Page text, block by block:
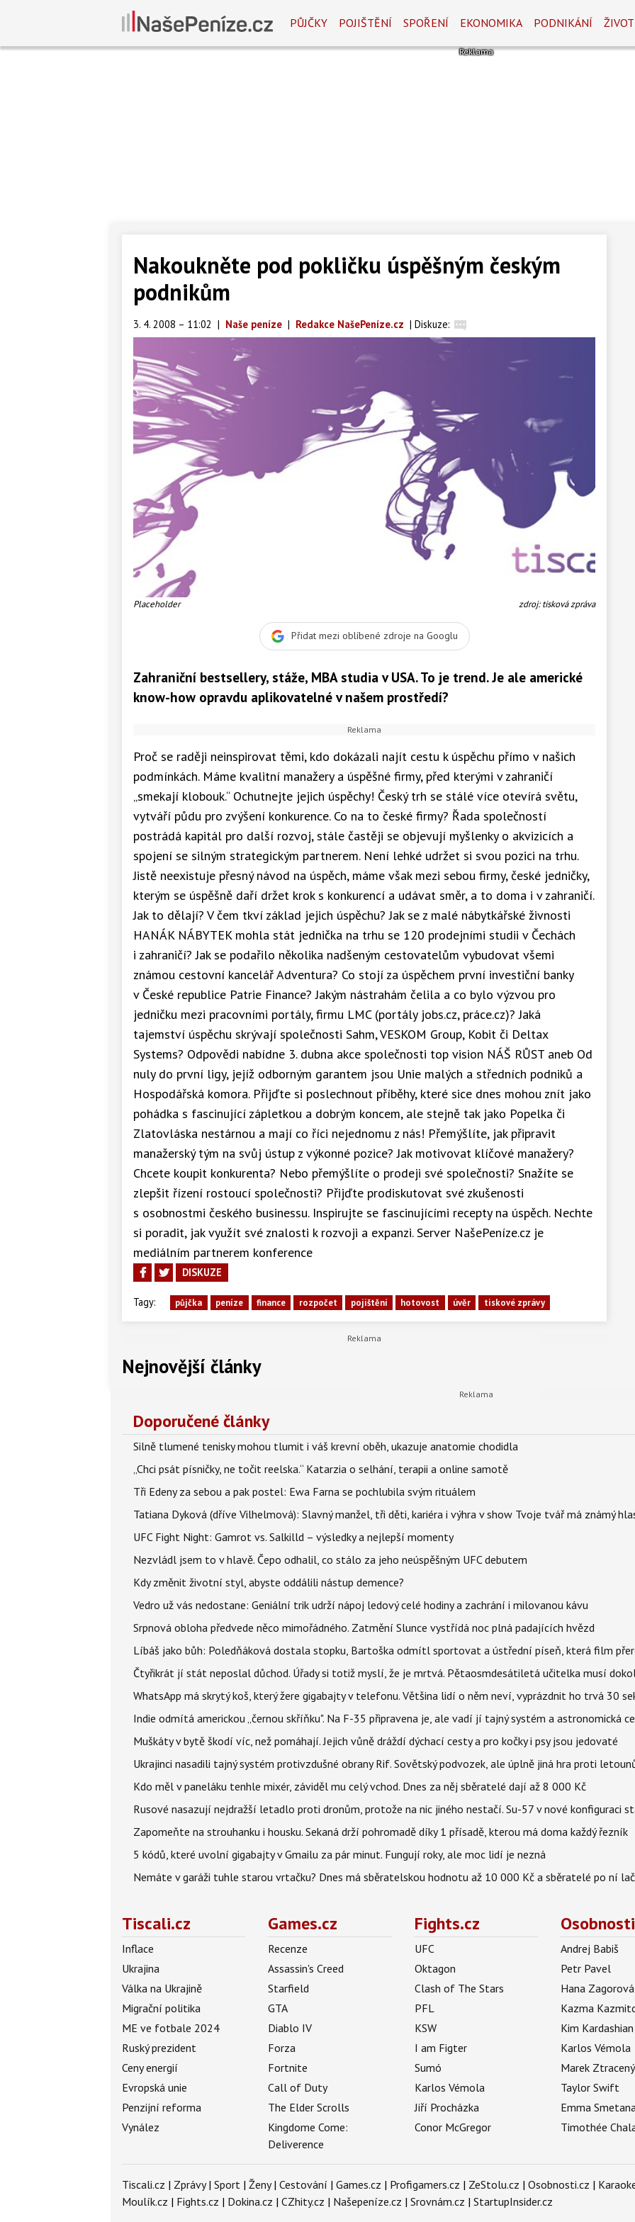
PŮJČKY POJIŠTĚNÍ SPOŘENÍ EKONOMIKA PODNIKÁNÍ
Nakoukněte pod pokličku úspěšným českým
podnikům
3. 4. 2008 – 11:02 | Naše peníze | Redakce NašePeníze.cz | Diskuze:
Placeholder zdroj: tisková zpráva
Přidat mezi oblíbené zdroje na Googlu
Zahraniční bestsellery, stáže, MBA studia v USA. To je trend. Je ale americké
know-how opravdu aplikovatelné v našem prostředí?
Proč se raději neinspirovat těmi, kdo dokázali najít cestu k úspěchu přímo v našich
podmínkách. Máme kvalitní manažery a úspěšné firmy, před kterými v zahraničí
„smekají klobouk.“ Ochutnejte jejich úspěchy! Český trh se stálé více otevírá světu,
vytváří půdu pro zvýšení konkurence. Co na to české firmy? Řada společností
postrádá kapitál pro další rozvoj, stále častěji se objevují myšlenky o akvizicích a
spojení se silným strategickým partnerem. Není lehké udržet si svou pozici na trhu.
Jistě neexistuje přesný návod na úspěch, máme však mezi sebou firmy, české jedničky,
kterým se úspěšně daří držet krok s konkurencí a udávat směr, a to doma i v zahraničí.
Jak to dělají? V čem tkví základ jejich úspěchu? Jak se z malé nábytkářské živnosti
HANÁK NÁBYTEK mohla stát jednička na trhu se 120 prodejními studii v Čechách
i zahraničí? Jak se podařilo několika nadšeným cestovatelům vybudovat všemi
známou cestovní kancelář Adventura? Co stojí za úspěchem první investiční banky
v České republice Patrie Finance? Jakým nástrahám čelila a co bylo výzvou pro
jedničku mezi pracovními portály, firmu LMC (portály jobs.cz, práce.cz)? Jaká
tajemství úspěchu skrývají společnosti Sahm, VESKOM Group, Kobit či Deltax
Systems? Odpovědi nabídne 3. dubna akce společnosti top vision NÁŠ RŮST aneb Od
nuly do první ligy, jejíž odborným garantem jsou Unie malých a středních podniků a
Hospodářská komora. Přijďte si poslechnout příběhy, které sice dnes mohou znít jako
pohádka s fascinující zápletkou a dobrým koncem, ale stejně tak jako Popelka či
Zlatovláska nestárnou a mají co říci nejednomu z nás! Přemýšlíte, jak připravit
manažerský tým na svůj ústup z výkonné pozice? Jak motivovat klíčové manažery?
Chcete koupit konkurenta? Nebo přemýšlíte o prodeji své společnosti? Snažíte se
zlepšit řízení rostoucí společnosti? Přijďte prodiskutovat své zkušenosti
s osobnostmi českého businessu. Inspirujte se fascinujícími recepty na úspěch. Nechte
si poradit, jak využít své znalosti k rozvoji a expanzi. Server NašePeníze.cz je
mediálním partnerem konference
DISKUZE
Tagy: půjčka peníze finance rozpočet pojištění hotovost úvěr tiskové zprávy
Nejnovější články
Doporučené články
Silně tlumené tenisky mohou tlumit i váš krevní oběh, ukazuje anatomie chodidla
„Chci psát písničky, ne točit reelska.“ Katarzia o selhání, terapii a online samotě
Tři Edeny za sebou a pak postel: Ewa Farna se pochlubila svým rituálem
Tatiana Dyková (dříve Vilhelmová): Slavný manžel, tři děti, kariéra i výhra v show Tvoje tvář má známý
UFC Fight Night: Gamrot vs. Salkilld – výsledky a nejlepší momenty
Nezvládl jsem to v hlavě. Čepo odhalil, co stálo za jeho neúspěšným UFC debutem
Kdy změnit životní styl, abyste oddálili nástup demence?
Vedro už vás nedostane: Geniální trik udrží nápoj ledový celé hodiny a zachrání i milovanou kávu
Srpnová obloha předvede něco mimořádného. Zatmění Slunce vystřídá noc plná padajících hvězd
Líbáš jako bůh: Poledňáková dostala stopku, Bartoška odmítl sportovat a ústřední píseň, která film
Čtyřikrát jí stát neposlal důchod. Úřady si totiž myslí, že je mrtvá. Pětaosmdesátiletá učitelka musí
WhatsApp má skrytý koš, který žere gigabajty v telefonu. Většina lidí o něm neví, vyprázdnit ho trvá 30
Indie odmítá americkou „černou skříňku". Na F-35 připravena je, ale vadí jí tajný systém a astronomická
Muškáty v bytě škodí víc, než pomáhají. Jejich vůně dráždí dýchací cesty a pro kočky i psy jsou jedovaté
Ukrajinci nasadili tajný systém protivzdušné obrany Rif. Sovětský podvozek, ale úplně jiná hra proti
Kdo měl v paneláku tenhle mixér, záviděl mu celý vchod. Dnes za něj sběratelé dají až 8 000 Kč
Rusové nasazují nejdražší letadlo proti dronům, protože na nic jiného nestačí. Su-57 v nové konfiguraci
Zapomeňte na strouhanku i housku. Sekaná drží pohromadě díky 1 přísadě, kterou má doma každý řezník
5 kódů, které uvolní gigabajty v Gmailu za pár minut. Fungují roky, ale moc lidí je nezná
Nemáte v garáži tuhle starou vrtačku? Dnes má sběratelskou hodnotu až 10 000 Kč a sběratelé po ní
Tiscali.cz
Inflace
Ukrajina
Válka na Ukrajině
Migrační politika
ME ve fotbale 2024
Ruský prezident
Ceny energií
Evropská unie
Penzijní reforma
Vynález
Games.cz
Recenze
Assassin's Creed
Starfield
GTA
Diablo IV
Forza
Fortnite
Call of Duty
The Elder Scrolls
Kingdome Come:
Deliverence
Fights.cz
UFC
Oktagon
Clash of The Stars
PFL
KSW
I am Figter
Sumó
Karlos Vémola
Jiří Procházka
Conor McGregor
Andrej Babiš
Petr Pavel
Hana Zagorová
Kazma
Kim Kardashian
Karlos Vémola
Marek Ztracený
Taylor Swift
Emma
Timothée
Tiscali.cz | Zprávy| Sport | Ženy| Cestování | Games.cz | Profigamers.cz | ZeStolu.cz | Osobnosti.cz |
Moulík.cz | Fights.cz | Dokina.cz | CZhity.cz | Našepeníze.cz | Srovnám.cz | StartupInsider.cz